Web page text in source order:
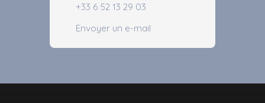
+33 6 52 13 29 03
Envoyer un e-mail